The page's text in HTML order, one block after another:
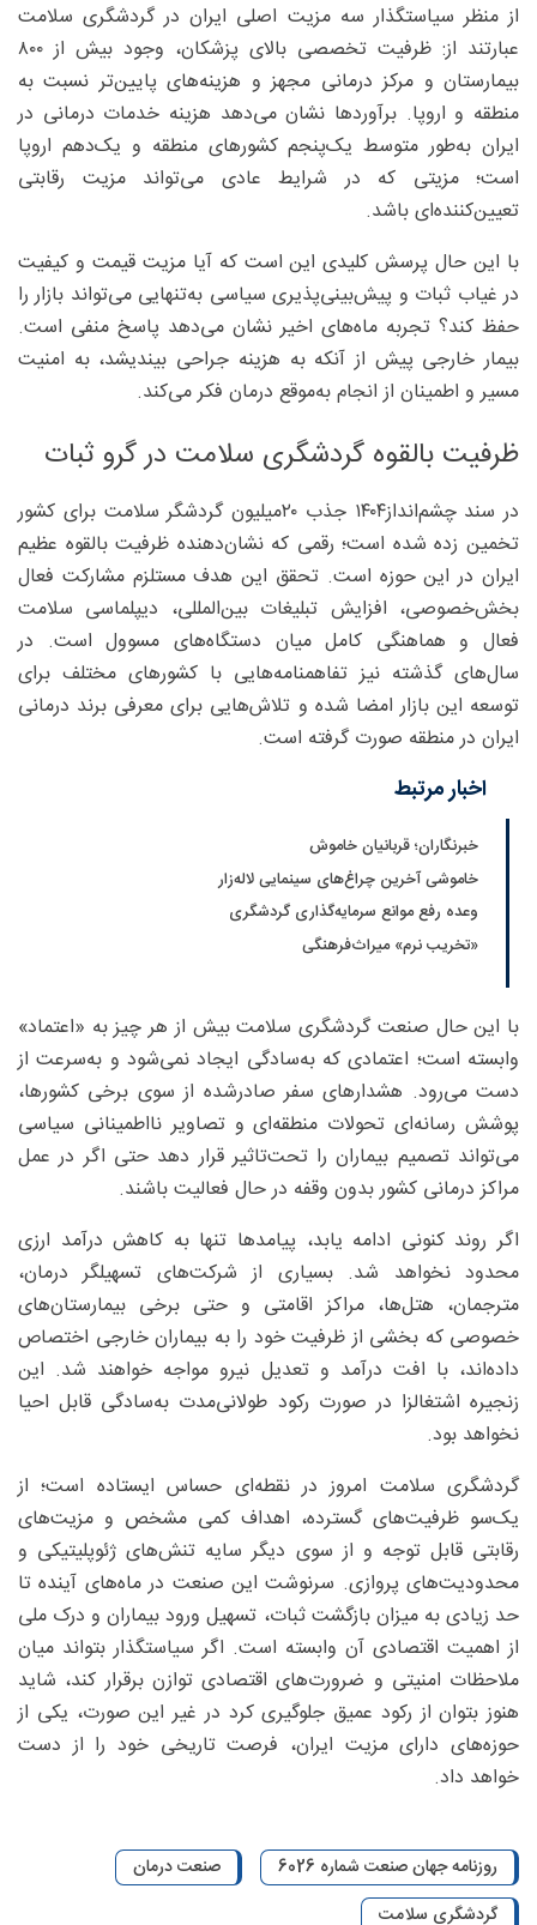
از منظر سیاستگذار سه مزیت اصلی ایران در گردشگری سلامت
عبارتند از: ظرفیت تخصصی بالای پزشکان، وجود بیش از ۸۰۰
بیمارستان و مرکز درمانی مجهز و هزینه‌های پایین‌تر نسبت به
منطقه و اروپا. برآوردها نشان می‌دهد هزینه خدمات درمانی در
ایران به‌طور متوسط یک‌پنجم کشورهای منطقه و یک‌دهم اروپا
است؛ مزیتی که در شرایط عادی می‌تواند مزیت رقابتی
تعیین‌کننده‌ای باشد.
با این حال پرسش کلیدی این است که آیا مزیت قیمت و کیفیت
در غیاب ثبات و پیش‌بینی‌پذیری سیاسی به‌تنهایی می‌تواند بازار را
حفظ کند؟ تجربه ماه‌های اخیر نشان می‌دهد پاسخ منفی است.
بیمار خارجی پیش از آنکه به هزینه جراحی بیندیشد، به امنیت
مسیر و اطمینان از انجام به‌موقع درمان فکر می‌کند.
ظرفیت بالقوه گردشگری سلامت در گرو ثبات
در سند چشم‌انداز۱۴۰۴ جذب ۲۰‌میلیون گردشگر سلامت برای کشور
تخمین زده شده است؛ رقمی که نشان‌دهنده ظرفیت بالقوه عظیم
ایران در این حوزه است. تحقق این هدف مستلزم مشارکت فعال
بخش‌خصوصی، افزایش تبلیغات بین‌المللی، دیپلماسی سلامت
فعال و هماهنگی کامل میان دستگاه‌های مسوول است. در
سال‌های گذشته نیز تفاهمنامه‌هایی با کشورهای مختلف برای
توسعه این بازار امضا شده و تلاش‌هایی برای معرفی برند درمانی
ایران در منطقه صورت گرفته است.
اخبار مرتبط
خبرنگاران؛ قربانیان خاموش
خاموشی آخرین چراغ‌های سینمایی لاله‌زار
وعده رفع موانع سرمایه‌گذاری گردشگری
«تخریب نرم» میراث‌فرهنگی
با این حال صنعت گردشگری سلامت بیش از هر چیز به «اعتماد»
وابسته است؛ اعتمادی که به‌سادگی ایجاد نمی‌شود و به‌سرعت از
دست می‌رود. هشدارهای سفر صادرشده از سوی برخی کشورها،
پوشش رسانه‌ای تحولات منطقه‌ای و تصاویر نااطمینانی سیاسی
می‌تواند تصمیم بیماران را تحت‌تاثیر قرار دهد حتی اگر در عمل
مراکز درمانی کشور بدون وقفه در حال فعالیت باشند.
اگر روند کنونی ادامه یابد، پیامدها تنها به کاهش درآمد ارزی
محدود نخواهد شد. بسیاری از شرکت‌های تسهیلگر درمان،
مترجمان، هتل‌ها، مراکز اقامتی و حتی برخی بیمارستان‌های
خصوصی که بخشی از ظرفیت خود را به بیماران خارجی اختصاص
داده‌اند، با افت درآمد و تعدیل نیرو مواجه خواهند شد. این
زنجیره اشتغالزا در صورت رکود طولانی‌مدت به‌سادگی قابل احیا
نخواهد بود.
گردشگری سلامت امروز در نقطه‌ای حساس ایستاده است؛ از
یک‌سو ظرفیت‌های گسترده، اهداف کمی مشخص و مزیت‌های
رقابتی قابل توجه و از سوی دیگر سایه تنش‌های ژئوپلیتیکی و
محدودیت‌های پروازی. سرنوشت این صنعت در ماه‌های آینده تا
حد زیادی به میزان بازگشت ثبات، تسهیل ورود بیماران و درک ملی
از اهمیت اقتصادی آن وابسته است. اگر سیاستگذار بتواند میان
ملاحظات امنیتی و ضرورت‌های اقتصادی توازن برقرار کند، شاید
هنوز بتوان از رکود عمیق جلوگیری کرد در غیر این صورت، یکی از
حوزه‌های دارای مزیت ایران، فرصت تاریخی خود را از دست
خواهد داد.
روزنامه جهان صنعت شماره 6026
صنعت درمان
گردشگری سلامت